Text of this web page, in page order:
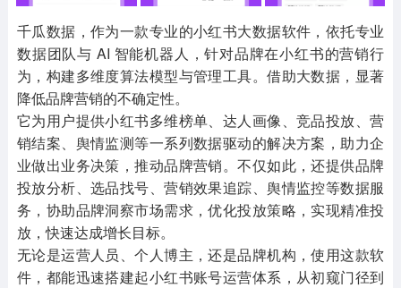
千瓜数据，作为一款专业的小红书大数据软件，依托专业
数据团队与 AI 智能机器人，针对品牌在小红书的营销行
为，构建多维度算法模型与管理工具。借助大数据，显著
降低品牌营销的不确定性。
它为用户提供小红书多维榜单、达人画像、竞品投放、营
销结案、舆情监测等一系列数据驱动的解决方案，助力企
业做出业务决策，推动品牌营销。不仅如此，还提供品牌
投放分析、选品找号、营销效果追踪、舆情监控等数据服
务，协助品牌洞察市场需求，优化投放策略，实现精准投
放，快速达成增长目标。
无论是运营人员、个人博主，还是品牌机构，使用这款软
件，都能迅速搭建起小红书账号运营体系，从初窥门径到